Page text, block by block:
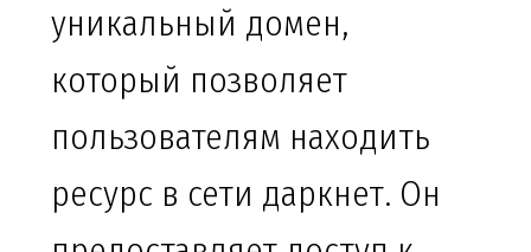
уникальный домен,
который позволяет
пользователям находить
ресурс в сети даркнет. Он